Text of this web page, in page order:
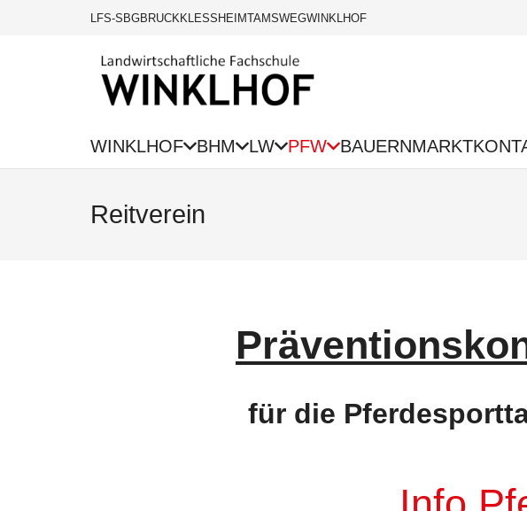
LFS-SBGBRUCKKLESSHEIMTAMSWEGWINKLHOF
WINKLHOF BHM LW PFW BAUERNMARKT
Reitverein
für die